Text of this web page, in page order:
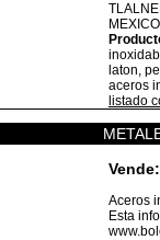
MEXICO
laton,
aceros
listado
Vende:
Aceros
Esta